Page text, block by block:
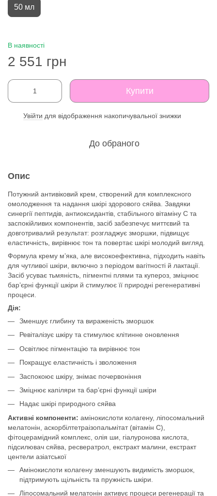
50 мл
В наявності
2 551 грн
Купити
Увійти для відображення накопичувальної знижки
До обраного
Опис
Потужний антивіковий крем, створений для комплексного
омолодження та надання шкірі здорового сяйва. Завдяки
синергії пептидів, антиоксидантів, стабільного вітаміну С та
заспокійливих компонентів, засіб забезпечує миттєвий та
довготривалий результат: розгладжує зморшки, підвищує
еластичність, вирівнює тон та повертає шкірі молодий вигляд.
Формула крему м’яка, але високоефективна, підходить навіть
для чутливої шкіри, включно з періодом вагітності й лактації.
Засіб усуває тьмяність, пігментні плями та купероз, зміцнює
бар’єрні функції шкіри й стимулює її природні регенеративні
процеси.
Дія:
Зменшує глибину та вираженість зморшок
Ревіталізує шкіру та стимулює клітинне оновлення
Освітлює пігментацію та вирівнює тон
Покращує еластичність і зволоження
Заспокоює шкіру, знімає почервоніння
Зміцнює капіляри та бар’єрні функції шкіри
Надає шкірі природного сяйва
Активні компоненти: амінокислоти колагену, ліпосомальний
мелатонін, аскорбілтетраізопальмітат (вітамін С),
фітоцерамідний комплекс, олія ши, гіалуронова кислота,
підсилювач сяйва, ресвератрол, екстракт малини, екстракт
центели азіатської
Амінокислоти колагену зменшують видимість зморшок,
підтримують щільність та пружність шкіри.
Ліпосомальний мелатонін активує процеси регенерації та